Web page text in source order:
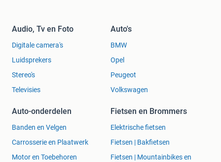
Audio, Tv en Foto
Digitale camera's
Luidsprekers
Stereo's
Televisies
Auto's
BMW
Opel
Peugeot
Volkswagen
Auto-onderdelen
Banden en Velgen
Carrosserie en Plaatwerk
Motor en Toebehoren
Fietsen en Brommers
Elektrische fietsen
Fietsen | Bakfietsen
Fietsen | Mountainbikes en